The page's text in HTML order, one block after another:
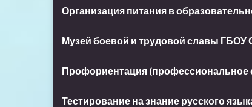
Организация питания в
Музей боевой и трудовой славы
Профориентация
Тестирование на знание русского